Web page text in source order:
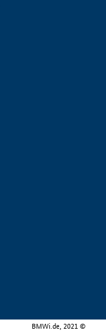
BMWi.de, 2021 ©